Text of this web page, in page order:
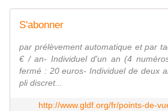
S'abonner
par prélèvement automatique et par
€ / an- Individuel d'un an (4
fermé : 20 euros- Individuel de deux
pli discret...
http://www.gldf.org/fr/points-de-